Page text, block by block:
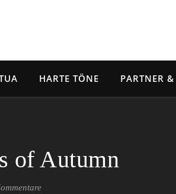
HARTE TÖNE PARTNER &
of Autumn